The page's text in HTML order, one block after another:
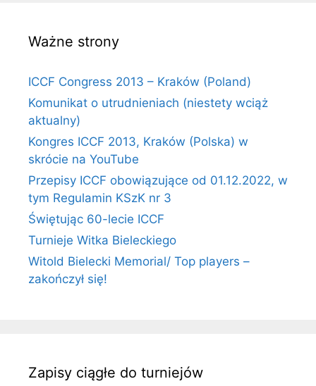
Ważne strony
ICCF Congress 2013 – Kraków (Poland)
Komunikat o utrudnieniach (niestety wciąż
aktualny)
Kongres ICCF 2013, Kraków (Polska) w
skrócie na YouTube
Przepisy ICCF obowiązujące od 01.12.2022, w
tym Regulamin KSzK nr 3
Świętując 60-lecie ICCF
Turnieje Witka Bieleckiego
Witold Bielecki Memorial/ Top players –
zakończył się!
Zapisy ciągłe do turniejów